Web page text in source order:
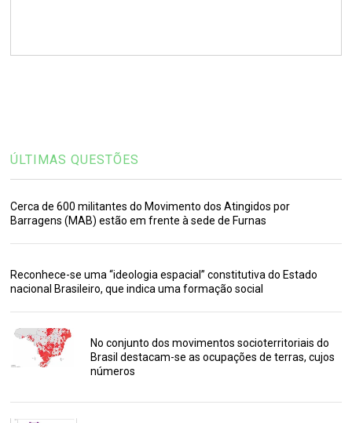
ÚLTIMAS QUESTÕES
Cerca de 600 militantes do Movimento dos Atingidos por
Barragens (MAB) estão em frente à sede de Furnas
Reconhece-se uma “ideologia espacial” constitutiva do Estado
nacional Brasileiro, que indica uma formação social
No conjunto dos movimentos socioterritoriais do
Brasil destacam-se as ocupações de terras, cujos
números